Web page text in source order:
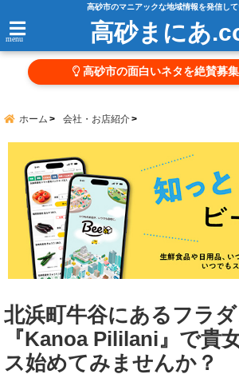
高砂市のマニアックな地域情報を発信して
menu 高砂まにあ
高砂市の面白いネタを絶賛募集
ホーム 会社・お店紹介
北浜町牛谷にあるフラ
『Kanoa Pililani』で貴
ス始めてみませんか？